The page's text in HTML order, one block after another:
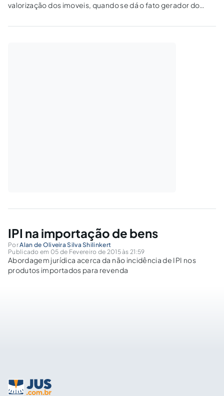
valorização dos imoveis, quando se dá o fato gerador do
discussão toma uma maior abordagem se há valorização do
IPI na importação de bens
PorAlan de Oliveira Silva Shilinkert
Publicado em 05 de Fevereiro de 2015 às 21:59
Abordagem jurídica acerca da não incidência de IPI nos
produtos importados para revenda